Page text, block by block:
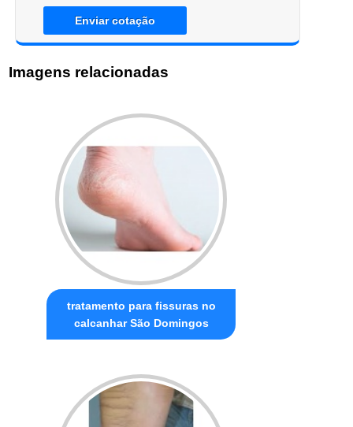
Enviar cotação
Imagens relacionadas
tratamento para fissuras no
calcanhar São Domingos